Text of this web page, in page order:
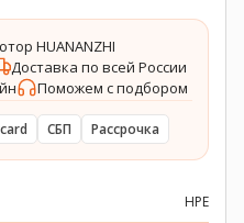
HUANANZHI
Доставка по всей России
Поможем с подбором
СБП Рассрочка
HPE